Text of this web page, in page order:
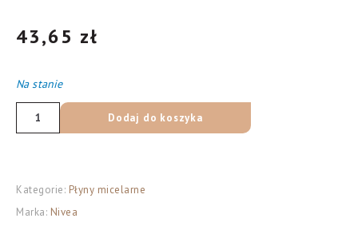
43,65 zł
Na stanie
ilość
NIVEA
regenerujący
twarz-
Dodaj do koszyka
Kategorie: Płyny micelarne
Marka: Nivea